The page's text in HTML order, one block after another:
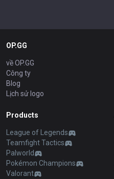
OP.GG
về OP.GG
Công ty
Blog
Lịch sử logo
Products
League of Legends
Teamfight Tactics
Palworld
Pokémon Champions
Valorant